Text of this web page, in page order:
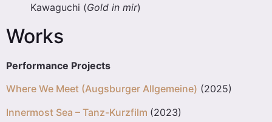
Kawaguchi (Gold in mir)
Works
Performance Projects
Where We Meet (Augsburger Allgemeine) (2025)
Innermost Sea – Tanz-Kurzfilm (2023)